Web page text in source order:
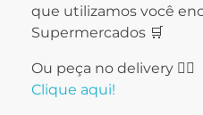
que utilizamos você
Supermercados 🛒
Ou peça no delivery 👇🏻
Clique aqui!